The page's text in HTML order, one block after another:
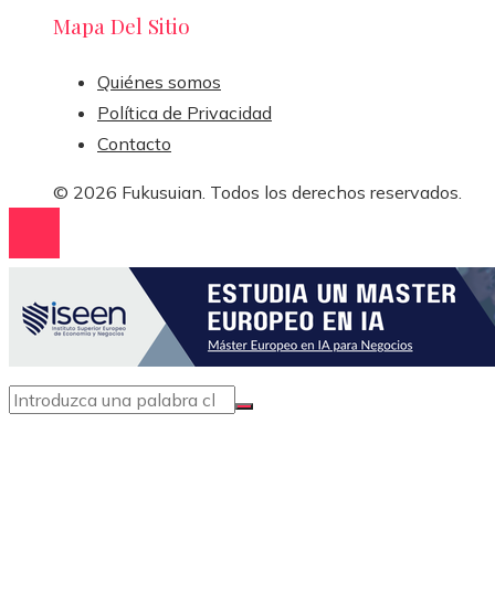
Mapa Del Sitio
Quiénes somos
Política de Privacidad
Contacto
© 2026 Fukusuian. Todos los derechos reservados.